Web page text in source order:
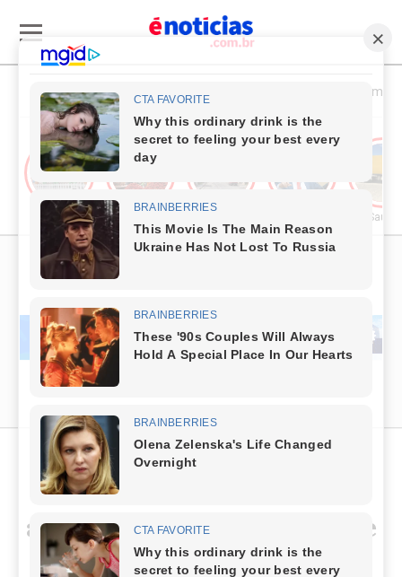
Esporte & Cultura Política & Economia
Cultura Comércio & Turismo Saúde
Com rodoviárias paradas,
Prefeitura de Dias d’Ávila
abre licitação para pontos de
ônibus pela cidade